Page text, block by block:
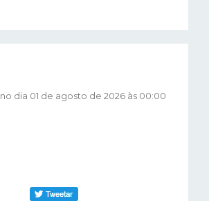
no dia 01 de agosto de 2026 às 00:00